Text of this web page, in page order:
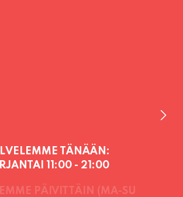
TÄNÄÄN:
11:00 - 21:00
PÄIVITTÄIN (MA-SU